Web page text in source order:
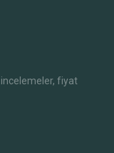
incelemeler, fiyat